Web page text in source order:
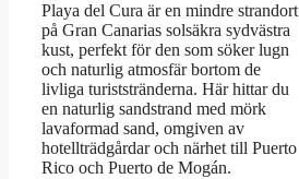
Playa del Cura är en mindre strandort
på Gran Canarias solsäkra sydvästra
kust, perfekt för den som söker lugn
och naturlig atmosfär bortom de
livliga turiststränderna. Här hittar du
en naturlig sandstrand med mörk
lavaformad sand, omgiven av
hotellträdgårdar och närhet till Puerto
Rico och Puerto de Mogán.